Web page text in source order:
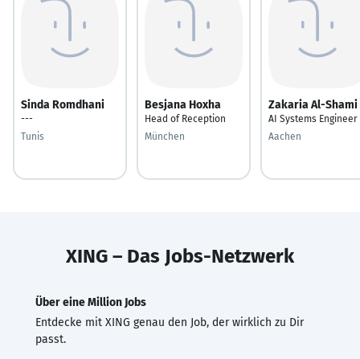
Sinda Romdhani
---
Tunis
Besjana Hoxha
Head of Reception
München
Zakaria Al-Shami
AI Systems Engineer
Aachen
XING – Das Jobs-Netzwerk
Über eine Million Jobs
Entdecke mit XING genau den Job, der wirklich zu Dir
passt.